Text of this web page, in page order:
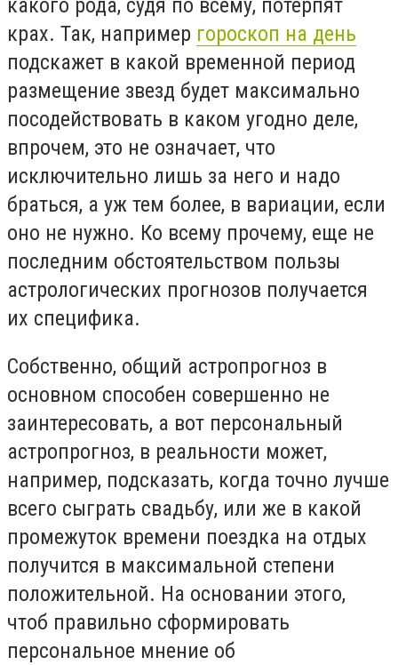
какого рода, судя по всему, потерпят
крах. Так, например гороскоп на день
подскажет в какой временной период
размещение звезд будет максимально
посодействовать в каком угодно деле,
впрочем, это не означает, что
исключительно лишь за него и надо
браться, а уж тем более, в вариации, если
оно не нужно. Ко всему прочему, еще не
последним обстоятельством пользы
астрологических прогнозов получается
их специфика.
Собственно, общий астропрогноз в
основном способен совершенно не
заинтересовать, а вот персональный
астропрогноз, в реальности может,
например, подсказать, когда точно лучше
всего сыграть свадьбу, или же в какой
промежуток времени поездка на отдых
получится в максимальной степени
положительной. На основании этого,
чтоб правильно сформировать
персональное мнение об